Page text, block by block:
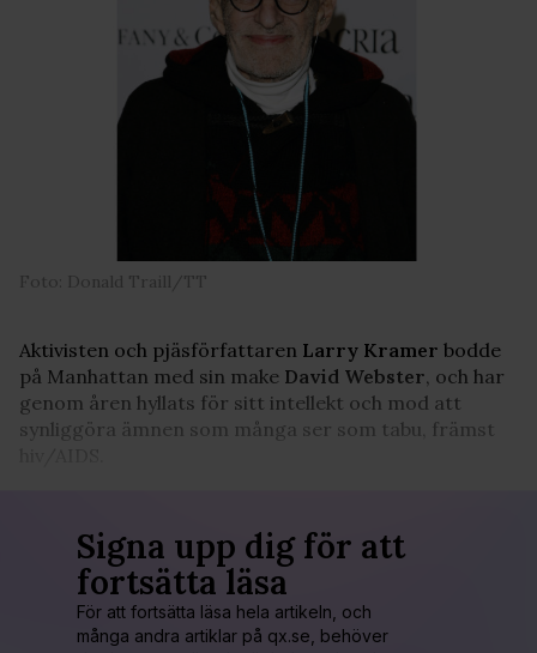
Foto: Donald Traill/TT
Aktivisten och pjäsförfattaren Larry Kramer bodde
på Manhattan med sin make David Webster, och har
genom åren hyllats för sitt intellekt och mod att
synliggöra ämnen som många ser som tabu, främst
Signa upp dig för att
fortsätta läsa
För att fortsätta läsa hela artikeln, och
många andra artiklar på qx.se, behöver